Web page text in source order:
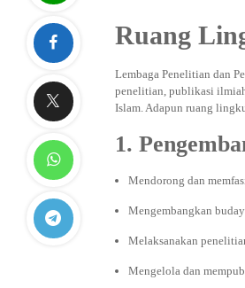
Ruang
Lembaga Penelitian dan
penelitian, publikasi
Islam. Adapun ruang
1.
Mendorong dan
Mengembangkan
Melaksanakan
Mengelola dan